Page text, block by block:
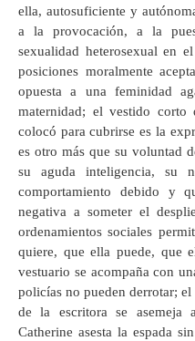
ella, autosuficiente y
a la provocación, a la
sexualidad heterosexual en
posiciones moralmente
opuesta a una feminidad
maternidad; el vestido corto
colocó para cubrirse es la
es otro más que su voluntad
su aguda inteligencia, su
comportamiento debido y
negativa a someter el
ordenamientos sociales
quiere, que ella puede, que
vestuario se acompaña con
policías no pueden derrotar;
de la escritora se asemeja
Catherine asesta la espada